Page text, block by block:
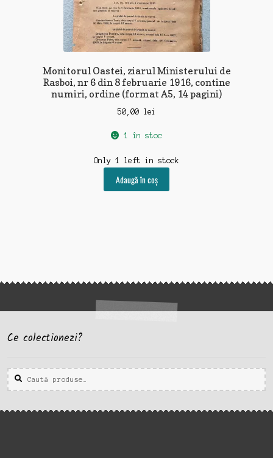
Monitorul Oastei, ziarul Ministerului de
Rasboi, nr 6 din 8 februarie 1916, contine
numiri, ordine (format A5, 14 pagini)
50,00 lei
1 în stoc
Only 1 left in stock
Adaugă în coș
Ce colectionezi?
Caută
după:
Caută